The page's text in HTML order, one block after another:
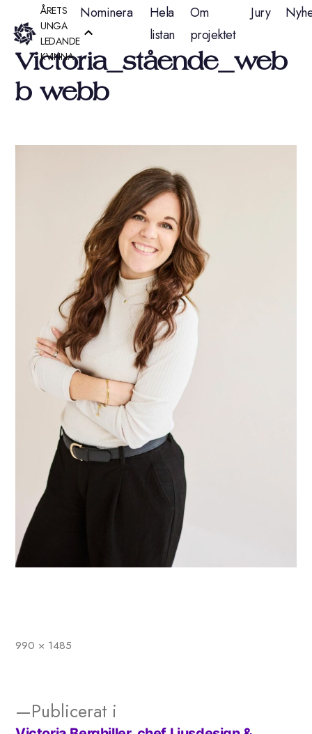
Hoppa
till
innehåll
ÅRETS
UNGA
LEDANDE
KVINNA
Nominera
Hela
listan
Om
projektet
Jury
Victoria_stående_web
b webb
Full
990 × 1485
Publicerat i